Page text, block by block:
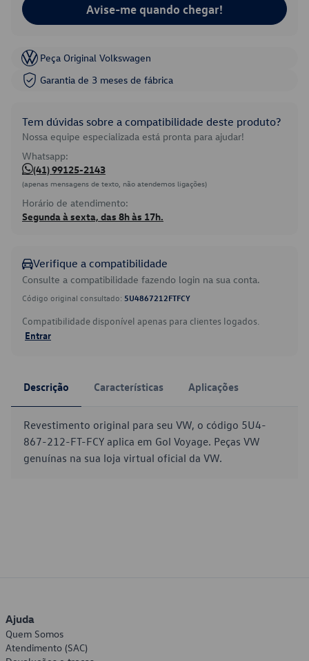
Avise-me quando chegar!
Peça Original Volkswagen
Garantia de 3 meses de fábrica
Tem dúvidas sobre a compatibilidade deste produto?
Nossa equipe especializada está pronta para ajudar!
Whatsapp:
(41) 99125-2143
(apenas mensagens de texto, não atendemos ligações)
Horário de atendimento:
Segunda à sexta, das 8h às 17h.
Verifique a compatibilidade
Consulte a compatibilidade fazendo login na sua conta.
Código original consultado: 5U4867212FTFCY
Compatibilidade disponível apenas para clientes logados.
Entrar
Descrição Características Aplicações
Revestimento original para seu VW, o código 5U4-
867-212-FT-FCY aplica em Gol Voyage. Peças VW
genuínas na sua loja virtual oficial da VW.
Ajuda
Quem Somos
Atendimento (SAC)